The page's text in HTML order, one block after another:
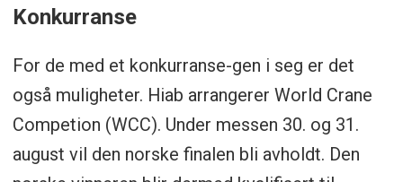
Konkurranse
For de med et konkurranse-gen i seg er det
også muligheter. Hiab arrangerer World Crane
Competion (WCC). Under messen 30. og 31.
august vil den norske finalen bli avholdt. Den